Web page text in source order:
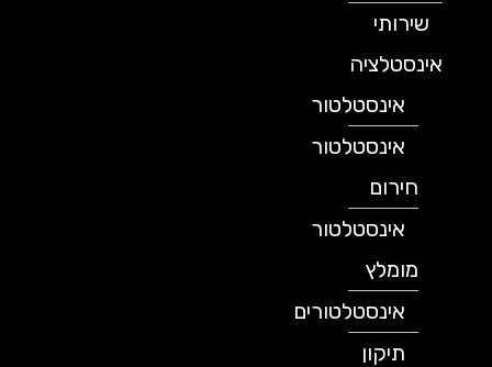
שירותי
אינסטלציה
אינסטלטור
אינסטלטור
חירום
אינסטלטור
מומלץ
אינסטלטורים
תיקון